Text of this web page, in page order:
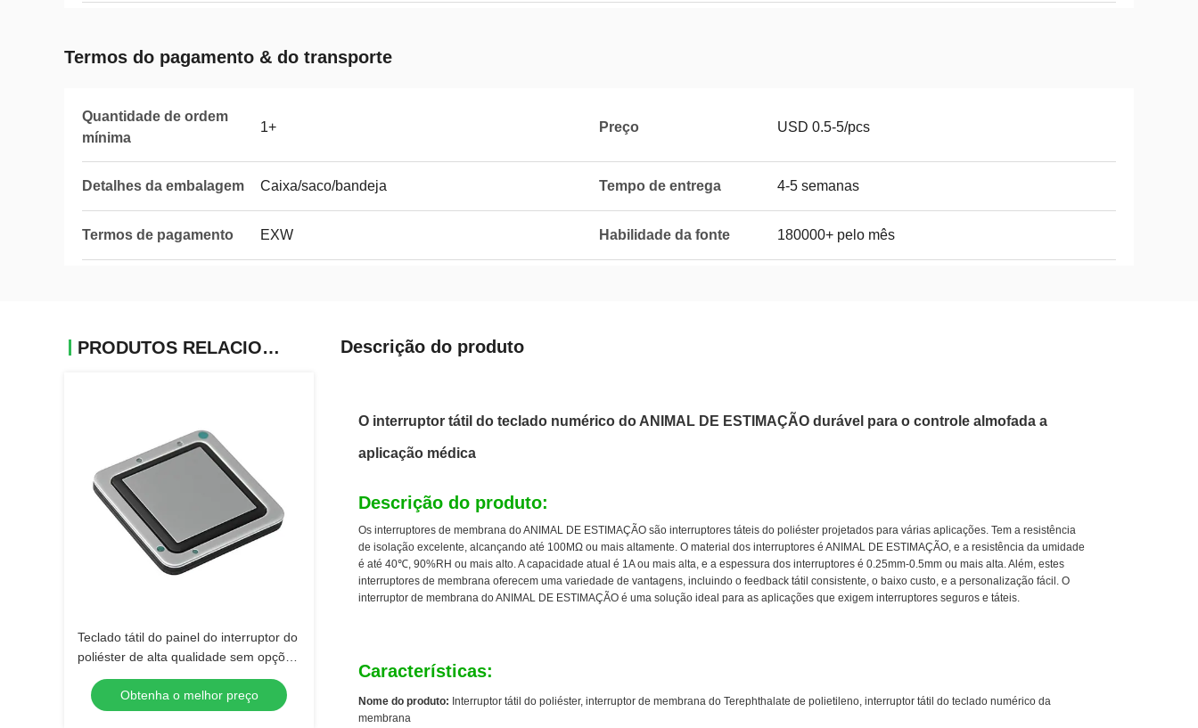
Termos do pagamento & do transporte
Quantidade de ordem
mínima
1+ Preço USD 0.5-5/pcs
Detalhes da embalagem Caixa/saco/bandeja Tempo de entrega 4-5 semanas
Termos de pagamento EXW Habilidade da fonte 180000+ pelo mês
PRODUTOS RELACIONADOS
Teclado tátil do painel do interruptor do
poliéster de alta qualidade sem opções
da luz de fundo e da luz de fundo do
diodo emissor de luz
Obtenha o melhor preço
Descrição do produto
O interruptor tátil do teclado numérico do ANIMAL DE ESTIMAÇÃO durável para o controle almofada a
aplicação médica
Descrição do produto:
Os interruptores de membrana do ANIMAL DE ESTIMAÇÃO são interruptores táteis do poliéster projetados para várias aplicações. Tem a resistência
de isolação excelente, alcançando até 100MΩ ou mais altamente. O material dos interruptores é ANIMAL DE ESTIMAÇÃO, e a resistência da umidade
é até 40℃, 90%RH ou mais alto. A capacidade atual é 1A ou mais alta, e a espessura dos interruptores é 0.25mm-0.5mm ou mais alta. Além, estes
interruptores de membrana oferecem uma variedade de vantagens, incluindo o feedback tátil consistente, o baixo custo, e a personalização fácil. O
interruptor de membrana do ANIMAL DE ESTIMAÇÃO é uma solução ideal para as aplicações que exigem interruptores seguros e táteis.
Características:
Nome do produto: Interruptor tátil do poliéster, interruptor de membrana do Terephthalate de polietileno, interruptor tátil do teclado numérico da
membrana